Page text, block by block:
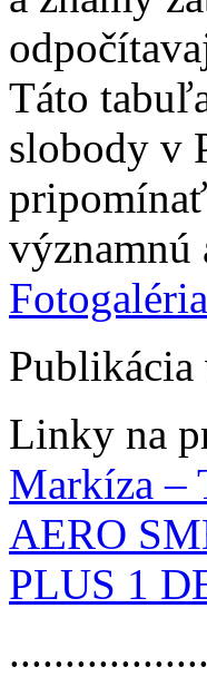
Táto
slobody v
významnú
Publikácia
Linky na
Markíza –
AERO
PLUS 1